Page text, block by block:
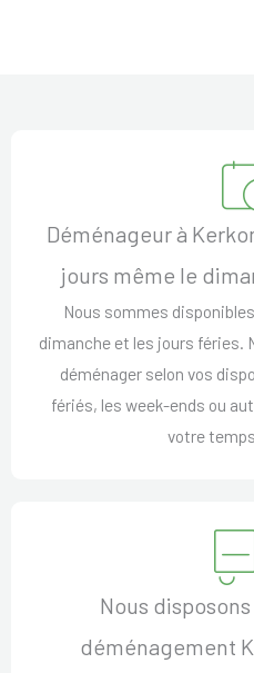
Déménageur à
jours même le
Nous sommes
dimanche et les jours féries.
déménager selon vos
fériés, les week-ends ou
votre
Nous
déménagement